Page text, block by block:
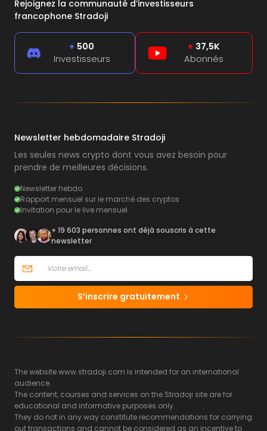
Rejoignez la communauté d’investisseurs
francophone Stradoji
+ 500
Investisseurs
+ 37,5K
Abonnés
Newsletter hebdomadaire Stradoji
Les seules news crypto dont vous avez besoin pour
prendre de meilleures décisions.
Newsletter hebdo
Rapport mensuel sur le marché des cryptos
Invitation pour le live mensuel
+ 19 603 personnes ont déjà souscris à cette
newsletter
S’inscrire gratuitement
The website www.stradoji.com is intended for an international
audience.
The content, courses and services on the Stradoji site are for
educational and informative purposes only.
They do not in any way constitute recommendations for carrying
out transactions and cannot be considered as an incentive to